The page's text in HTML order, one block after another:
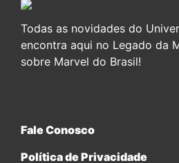
Todas as novidades do
encontra aqui no Legado da
sobre Marvel do Brasil!
Fale Conosco
Política de Privacidade